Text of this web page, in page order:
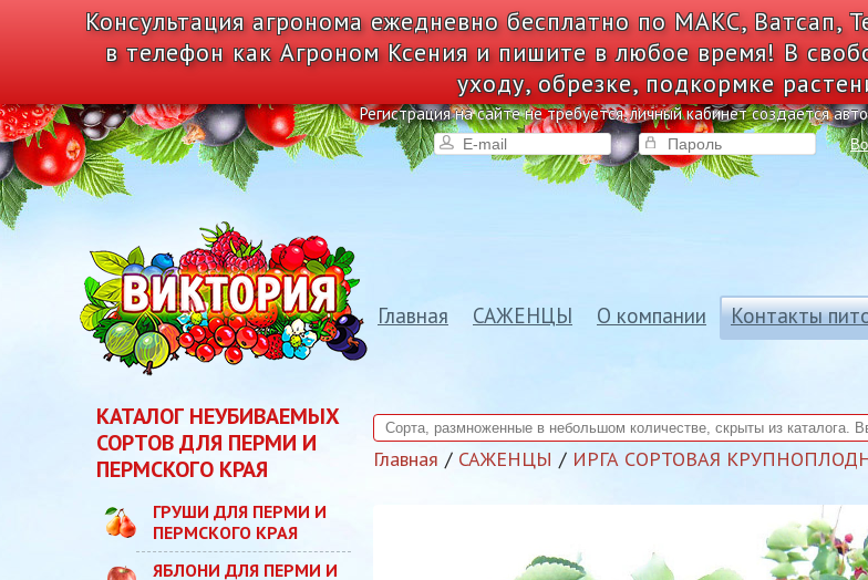
Консультация агронома ежедневно бесплатно по МАКС, Ватсап,
в телефон как Агроном Ксения и пишите в любое время! В
уходу, обрезке, подкормке
Регистрация на сайте не требуется, личный кабинет создается
Главная САЖЕНЦЫ О компании Контакты
КАТАЛОГ НЕУБИВАЕМЫХ
СОРТОВ ДЛЯ ПЕРМИ И
ПЕРМСКОГО КРАЯ
ГРУШИ ДЛЯ ПЕРМИ И
ПЕРМСКОГО КРАЯ
ЯБЛОНИ ДЛЯ ПЕРМИ И
Главная САЖЕНЦЫ ИРГА СОРТОВАЯ